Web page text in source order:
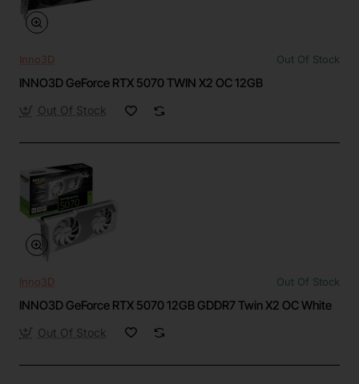
Inno3D Out Of Stock
INNO3D GeForce RTX 5070 TWIN X2 OC 12GB
Out Of Stock
Inno3D Out Of Stock
INNO3D GeForce RTX 5070 12GB GDDR7 Twin X2 OC White
Out Of Stock